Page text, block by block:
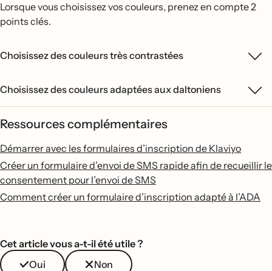
Lorsque vous choisissez vos couleurs, prenez en compte 2
points clés.
Choisissez des couleurs très contrastées
Choisissez des couleurs adaptées aux daltoniens
Ressources complémentaires
Démarrer avec les formulaires d’inscription de Klaviyo
Créer un formulaire d’envoi de SMS rapide afin de recueillir le
consentement pour l’envoi de SMS
Comment créer un formulaire d’inscription adapté à l’ADA
Cet article vous a-t-il été utile ?
Oui
Non